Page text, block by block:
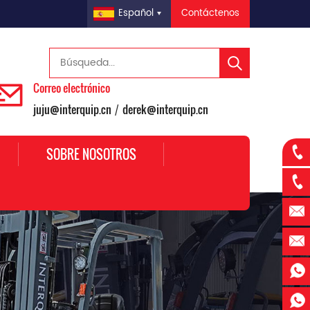
Contáctenos
Español
Correo electrónico
juju@interquip.cn / derek@interquip.cn
SOBRE NOSOTROS